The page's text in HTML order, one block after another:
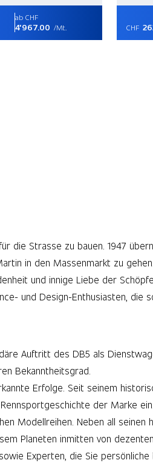
ab CHF
4'967.00 /Mt. CHF
die Strasse zu bauen. 1947
in den Massenmarkt zu
und innige Liebe der
und Design-Enthusiasten, die
Auftritt des DB5 als
Bekanntheitsgrad.
Erfolge. Seit seinem
der Marke ein.
Modellreihen. Neben all seinen
Planeten inmitten von
Experten, die Sie